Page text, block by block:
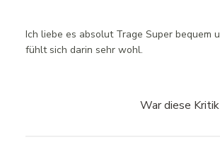
Ich liebe es absolut Trage Super bequem
fühlt sich darin sehr wohl.
War diese